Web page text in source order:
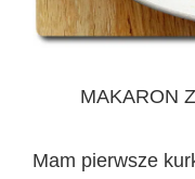
MAKARON
Mam pierwsze